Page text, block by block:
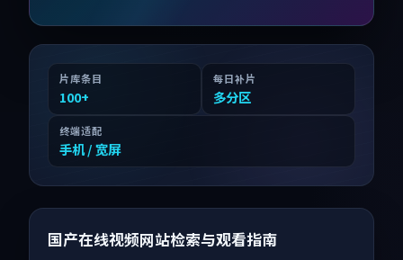
片库条目
100+
每日补片
多分区
终端适配
手机 / 宽屏
国产在线视频网站检索与观看指南